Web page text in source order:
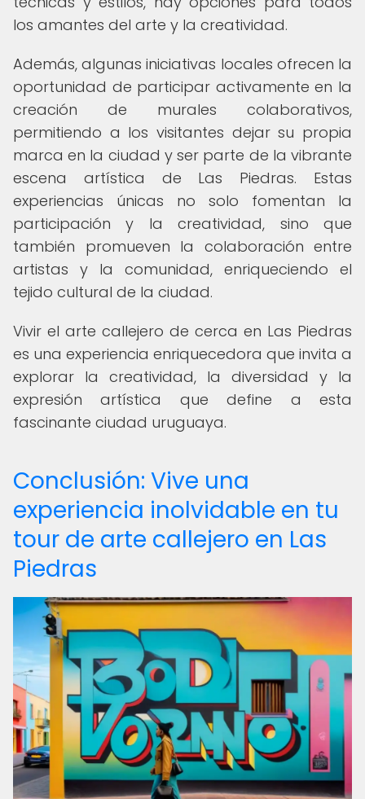
los amantes del arte y la creatividad.
Además, algunas iniciativas locales ofrecen la
oportunidad de participar activamente en la
creación de murales colaborativos,
permitiendo a los visitantes dejar su propia
marca en la ciudad y ser parte de la vibrante
escena artística de Las Piedras. Estas
experiencias únicas no solo fomentan la
participación y la creatividad, sino que
también promueven la colaboración entre
artistas y la comunidad, enriqueciendo el
tejido cultural de la ciudad.
Vivir el arte callejero de cerca en Las Piedras
es una experiencia enriquecedora que invita a
explorar la creatividad, la diversidad y la
expresión artística que define a esta
fascinante ciudad uruguaya.
Conclusión: Vive una
experiencia inolvidable en tu
tour de arte callejero en Las
Piedras